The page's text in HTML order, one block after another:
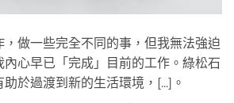
做一些完全不同的事，但我無法強迫
內心早已「完成」目前的工作。綠松石
於過渡到新的生活環境，[...]。